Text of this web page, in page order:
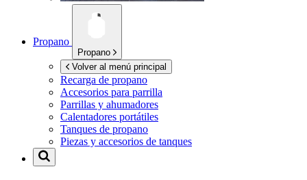
Propano
Propano
Volver al menú principal
Recarga de propano
Accesorios para parrilla
Parrillas y ahumadores
Calentadores portátiles
Tanques de propano
Piezas y accesorios de tanques